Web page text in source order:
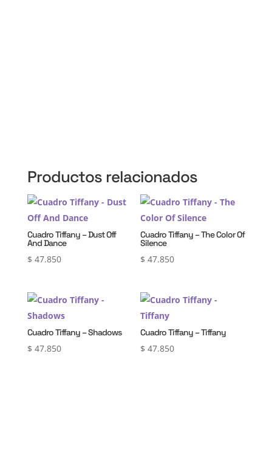
Productos relacionados
Cuadro Tiffany – Dust Off
And Dance
$ 47.850
Cuadro Tiffany – The Color Of
Silence
$ 47.850
Cuadro Tiffany – Shadows
$ 47.850
Cuadro Tiffany – Tiffany
$ 47.850